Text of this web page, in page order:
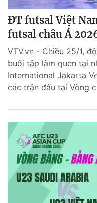
ĐT futsal Việt
futsal châu Á
VTV.vn - Chiều 25/1,
buổi tập làm quen tại
International Jakarta
các trận đấu tại Vòng